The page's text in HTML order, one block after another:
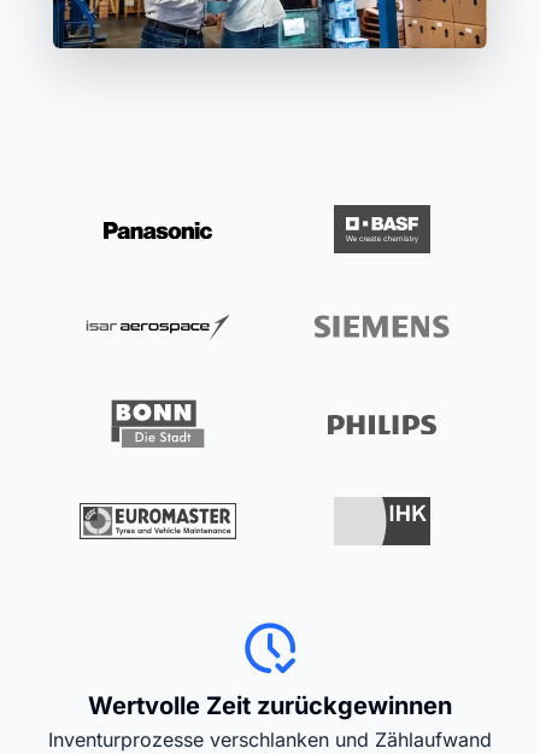
Wertvolle Zeit zurückgewinnen
Inventurprozesse verschlanken und Zählaufwand